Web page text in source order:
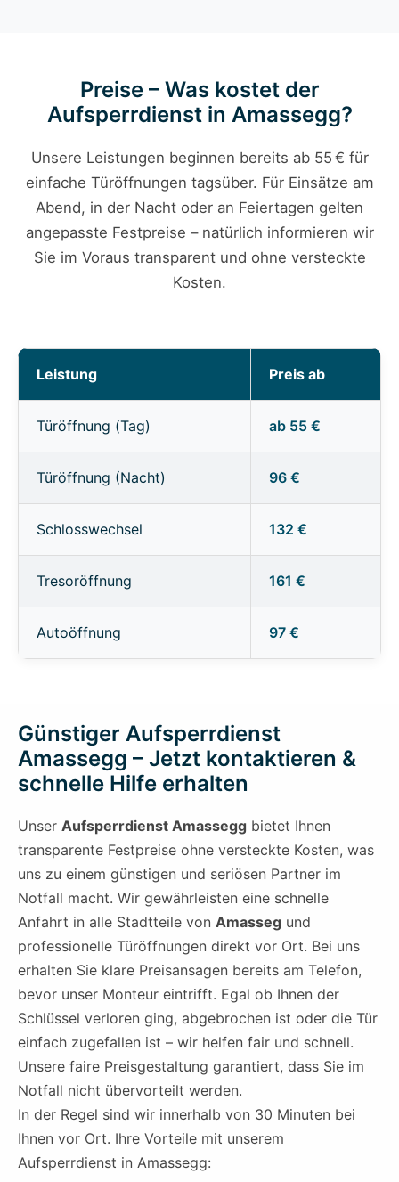
Preise – Was kostet der
Aufsperrdienst in Amassegg?
Unsere Leistungen beginnen bereits ab 55 € für
einfache Türöffnungen tagsüber. Für Einsätze am
Abend, in der Nacht oder an Feiertagen gelten
angepasste Festpreise – natürlich informieren wir
Sie im Voraus transparent und ohne versteckte
Kosten.
Leistung Preis ab
Türöffnung (Tag) ab 55 €
Türöffnung (Nacht) 96 €
Schlosswechsel 132 €
Tresoröffnung 161 €
Autoöffnung 97 €
Günstiger Aufsperrdienst
Amassegg – Jetzt kontaktieren &
schnelle Hilfe erhalten
Unser Aufsperrdienst Amassegg bietet Ihnen
transparente Festpreise ohne versteckte Kosten, was
uns zu einem günstigen und seriösen Partner im
Notfall macht. Wir gewährleisten eine schnelle
Anfahrt in alle Stadtteile von Amasseg und
professionelle Türöffnungen direkt vor Ort. Bei uns
erhalten Sie klare Preisansagen bereits am Telefon,
bevor unser Monteur eintrifft. Egal ob Ihnen der
Schlüssel verloren ging, abgebrochen ist oder die Tür
einfach zugefallen ist – wir helfen fair und schnell.
Unsere faire Preisgestaltung garantiert, dass Sie im
Notfall nicht übervorteilt werden.
In der Regel sind wir innerhalb von 30 Minuten bei
Ihnen vor Ort. Ihre Vorteile mit unserem
Aufsperrdienst in Amassegg: